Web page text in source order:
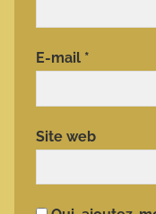
E-mail *
Site web